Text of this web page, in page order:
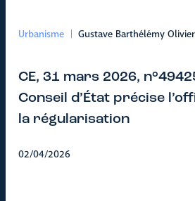
Urbanisme Gustave Barthélémy
CE, 31 mars 2026,
Conseil d’État précise
la régularisation
02/04/2026